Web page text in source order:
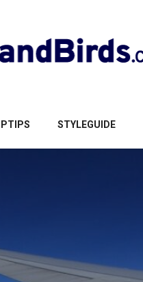
STYLEGUIDE